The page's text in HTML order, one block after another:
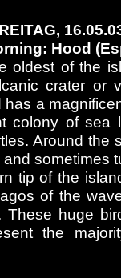
Hood
oldest of the
crater or
has a
colony of sea
Around the
and sometimes
tip of the
of the
These huge
the